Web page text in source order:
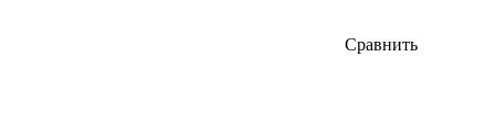
Сравнить